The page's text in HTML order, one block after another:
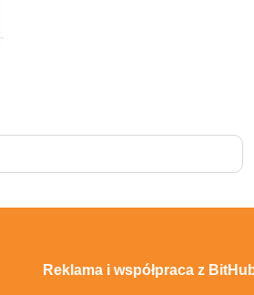
Reklama i współpraca z